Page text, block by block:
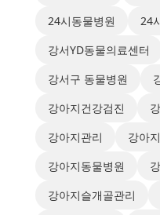
24시동물병원
24
강서YD동물의료센터
강서구 동물병원
강아지건강검진
강아지관리
강아
강아지동물병원
강아지슬개골관리